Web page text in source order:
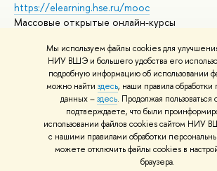
Мы используем файлы cookies для
НИУ ВШЭ и большего удобства его
подробную информацию об использовании
можно найти здесь, наши правила обработки
данных –здесь. Продолжая пользоваться
подтверждаете, что были
использовании файлов cookies сайтом НИУ
с нашими правилами обработки
можете отключить файлы cookies в
браузера.
https://elearning.hse.ru/mooc
Массовые открытые онлайн-курсы
© НИУ ВШЭ 1993–2026
Адреса и контакты
Условия использования материалов
Политика конфиденциальности
Правила применения рекомендательных
Карта сайта